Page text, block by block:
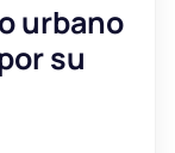
urbano
su